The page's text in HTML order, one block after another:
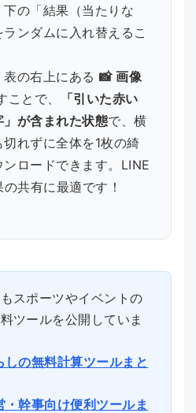
の「結果（当たりな
ンダムに入れ替えるこ
表の右上にある📸 画像
ことで、
「引いた赤い
が含まれた状態で、横
れずに全体を1枚の綺
ロードできます。LINE
共有に最適です！
スポーツやイベントの
ツールを公開していま
しの無料計算ツールまと
幹事向け便利ツールま